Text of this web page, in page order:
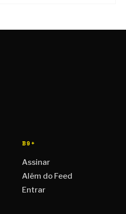
B9+
Assinar
Além do Feed
Entrar